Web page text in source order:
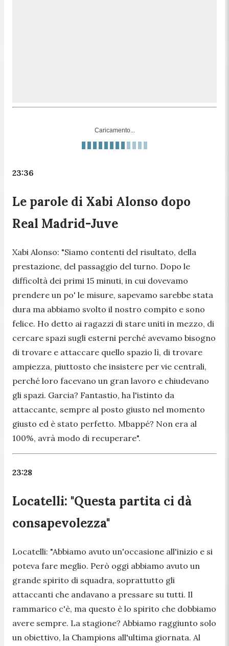
Caricamento...
23:36
Le parole di Xabi Alonso dopo
Real Madrid-Juve
Xabi Alonso: "Siamo contenti del risultato, della
prestazione, del passaggio del turno. Dopo le
difficoltà dei primi 15 minuti, in cui dovevamo
prendere un po' le misure, sapevamo sarebbe stata
dura ma abbiamo svolto il nostro compito e sono
felice. Ho detto ai ragazzi di stare uniti in mezzo, di
cercare spazi sugli esterni perché avevamo bisogno
di trovare e attaccare quello spazio lì, di trovare
ampiezza, piuttosto che insistere per vie centrali,
perché loro facevano un gran lavoro e chiudevano
gli spazi. Garcia? Fantastio, ha l'istinto da
attaccante, sempre al posto giusto nel momento
giusto ed è stato perfetto. Mbappé? Non era al
100%, avrà modo di recuperare".
23:28
Locatelli: "Questa partita ci dà
consapevolezza"
Locatelli: "Abbiamo avuto un'occasione all'inizio e si
poteva fare meglio. Però oggi abbiamo avuto un
grande spirito di squadra, soprattutto gli
attaccanti che andavano a pressare su tutti. Il
rammarico c'è, ma questo è lo spirito che dobbiamo
avere sempre. La stagione? Abbiamo raggiunto solo
un obiettivo, la Champions all'ultima giornata. Al